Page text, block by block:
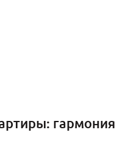
гармония